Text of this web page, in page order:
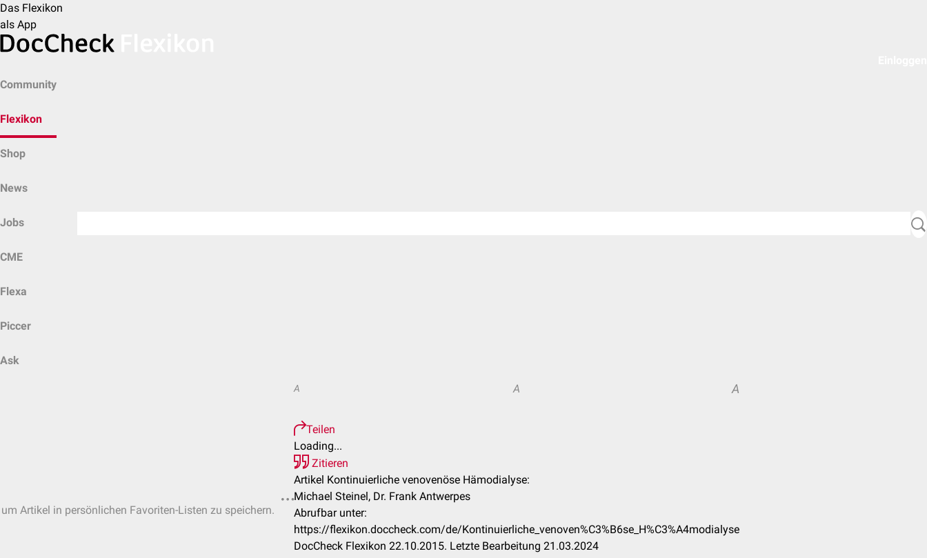
Das Flexikon
als App
Community
Flexikon
Shop
News
Jobs
CME
Flexa
Piccer
Ask
Artikel in persönlichen Favoriten-Listen zu speichern.
A A A
Teilen
Loading...
Zitieren
Artikel Kontinuierliche venovenöse Hämodialyse:
Michael Steinel, Dr. Frank Antwerpes
Abrufbar unter:
https://flexikon.doccheck.com/de/Kontinuierliche_venoven%C3%B6se_H%C3%A4modialyse
DocCheck Flexikon 22.10.2015. Letzte Bearbeitung 21.03.2024